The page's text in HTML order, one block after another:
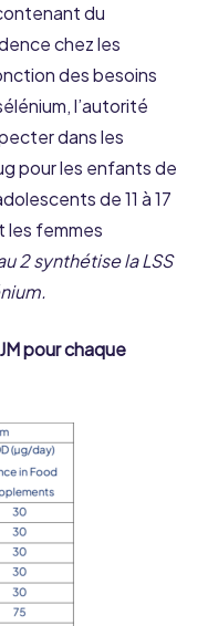
du
chez les
des besoins
l’autorité
dans les
pour les enfants de
de 11 à 17
les femmes
2 synthétise la LSS
pour chaque